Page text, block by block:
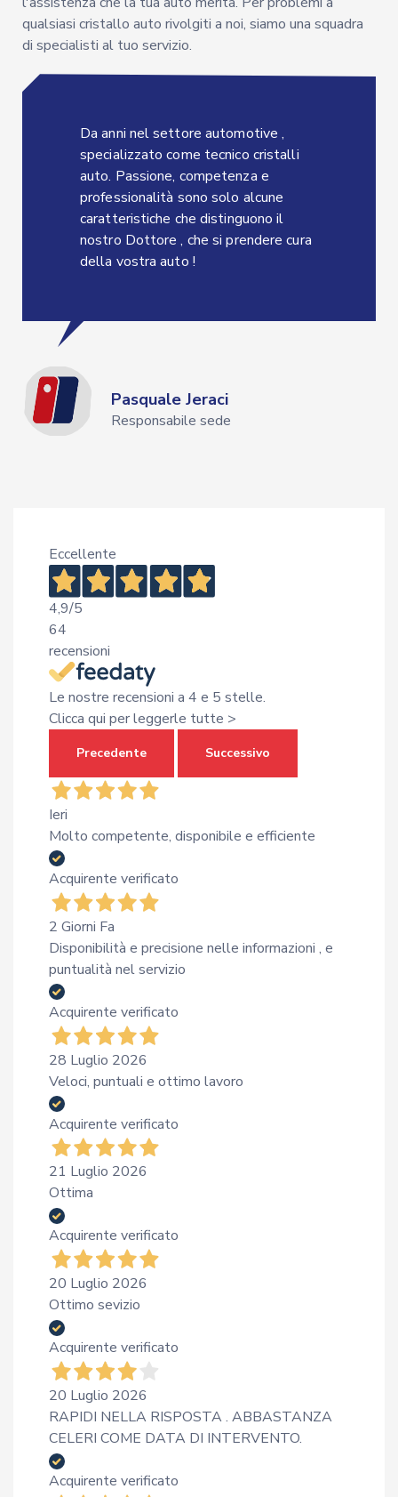
qualsiasi cristallo auto rivolgiti a noi, siamo una squadra
di specialisti al tuo servizio.
Da anni nel settore automotive ,
specializzato come tecnico cristalli
auto. Passione, competenza e
professionalità sono solo alcune
caratteristiche che distinguono il
nostro Dottore , che si prendere cura
della vostra auto !
Pasquale Jeraci
Responsabile sede
Eccellente
4,9/5
64
recensioni
Le nostre recensioni a 4 e 5 stelle.
Clicca qui per leggerle tutte >
Precedente Successivo
Ieri
Molto competente, disponibile e efficiente
Acquirente verificato
2 Giorni Fa
Disponibilità e precisione nelle informazioni , e
puntualità nel servizio
Acquirente verificato
28 Luglio 2026
Veloci, puntuali e ottimo lavoro
Acquirente verificato
21 Luglio 2026
Ottima
Acquirente verificato
20 Luglio 2026
Ottimo sevizio
Acquirente verificato
20 Luglio 2026
RAPIDI NELLA RISPOSTA . ABBASTANZA
CELERI COME DATA DI INTERVENTO.
Acquirente verificato